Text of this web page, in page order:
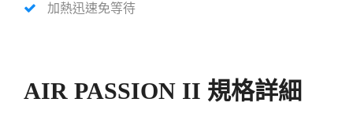
加熱迅速免等待
AIR PASSION II 規格詳細